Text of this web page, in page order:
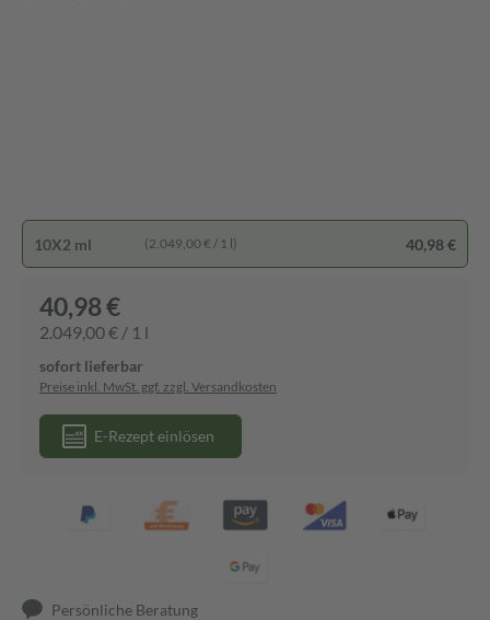
10X2 ml (2.049,00 € / 1 l) 40,98 €
40,98 €
2.049,00 € / 1 l
sofort lieferbar
Preise inkl. MwSt. ggf. zzgl. Versandkosten
E-Rezept einlösen
Persönliche Beratung